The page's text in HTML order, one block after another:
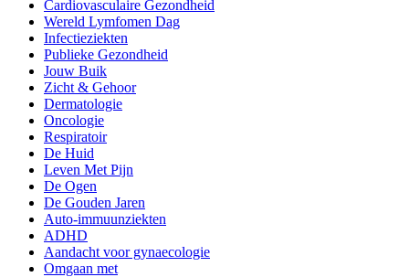
Cardiovasculaire Gezondheid
Wereld Lymfomen Dag
Infectieziekten
Publieke Gezondheid
Jouw Buik
Zicht & Gehoor
Dermatologie
Oncologie
Respiratoir
De Huid
Leven Met Pijn
De Ogen
De Gouden Jaren
Auto-immuunziekten
ADHD
Aandacht voor gynaecologie
Omgaan met